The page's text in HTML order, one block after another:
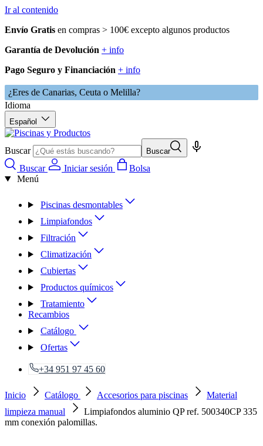
Ir al contenido
Envío Gratis en compras > 100€ excepto algunos productos
Garantía de Devolución + info
Pago Seguro y Financiación + info
¿Eres de Canarias, Ceuta o Melilla?
Idioma
Español
Buscar Buscar
Buscar Iniciar sesión
Bolsa
Menú
Piscinas desmontables
Limpiafondos
Filtración
Climatización
Cubiertas
Productos químicos
Tratamiento
Recambios
Catálogo
Ofertas
+34 951 97 45 60
Inicio Catálogo Accesorios para piscinas
Material
limpieza manual
Limpiafondos aluminio QP ref. 500340CP 335
mm conexión palomillas.